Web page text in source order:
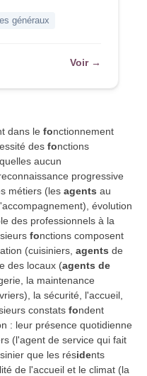
généraux
Voir →
dans le fonctionnement
des fonctions
aucun
progressive
métiers (les agents au
évolution
des professionnels à la
fonctions composent
(cuisiniers, agents de
des locaux (agents de
la maintenance
la sécurité, l'accueil,
constats fondent
: leur présence quotidienne
(l'agent de service qui fait
que les résidents
de l'accueil et le climat (la